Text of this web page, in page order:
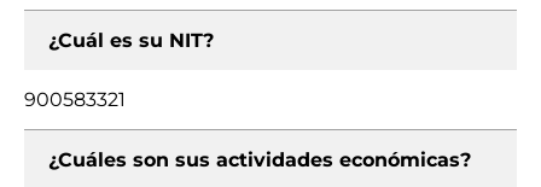
¿Cuál es su NIT?
900583321
¿Cuáles son sus actividades económicas?